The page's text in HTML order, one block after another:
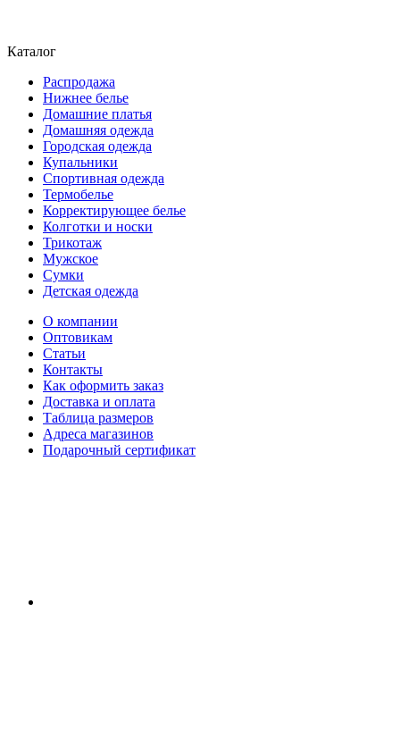
Каталог
Распродажа
Нижнее белье
Домашние платья
Домашняя одежда
Городская одежда
Купальники
Спортивная одежда
Термобелье
Корректирующее белье
Колготки и носки
Трикотаж
Мужское
Сумки
Детская одежда
О компании
Оптовикам
Статьи
Контакты
Как оформить заказ
Доставка и оплата
Таблица размеров
Адреса магазинов
Подарочный сертификат